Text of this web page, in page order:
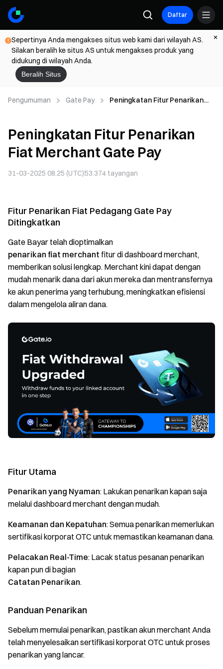
Daftar
Sepertinya Anda mengakses situs web kami dari wilayah AS.
Silakan beralih ke situs AS untuk mengakses produk yang
didukung di wilayah Anda.
Beralih Situs
Pengumuman Gate Pay
Peningkatan Fitur Penarikan
Peningkatan Fitur Penarikan
Fiat Merchant Gate Pay
31-03-2025 08.25 (UTC)53.374 tayangan
Fitur Penarikan Fiat Pedagang Gate Pay
Ditingkatkan
Gate Bayar telah dioptimalkan
penarikan fiat merchant fitur di dashboard merchant,
memberikan solusi lengkap. Merchant kini dapat dengan
mudah menarik dana dari akun mereka dan mentransfernya
ke akun penerima yang terhubung, meningkatkan efisiensi
dalam mengelola aliran dana.
Fitur Utama
Penarikan yang Nyaman: Lakukan penarikan kapan saja
melalui dashboard merchant dengan mudah.
Keamanan dan Kepatuhan: Semua penarikan memerlukan
sertifikasi korporat OTC untuk memastikan keamanan dana.
Pelacakan Real-Time: Lacak status pesanan penarikan
kapan pun di bagian
Catatan Penarikan.
Panduan Penarikan
Sebelum memulai penarikan, pastikan akun merchant Anda
telah menyelesaikan sertifikasi korporat OTC untuk proses
penarikan yang lancar.